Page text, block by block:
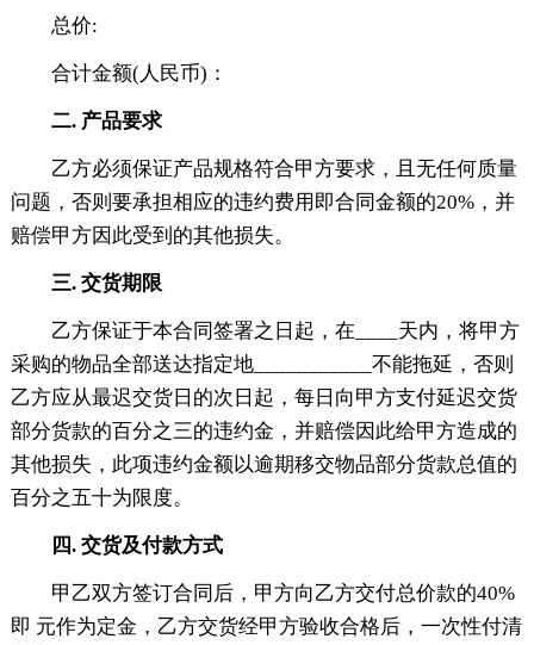
总价:
合计金额(人民币)：
二. 产品要求
乙方必须保证产品规格符合甲方要求，且无任何质量
问题，否则要承担相应的违约费用即合同金额的20%，并
赔偿甲方因此受到的其他损失。
三. 交货期限
乙方保证于本合同签署之日起，在____天内，将甲方
采购的物品全部送达指定地___________不能拖延，否则
乙方应从最迟交货日的次日起，每日向甲方支付延迟交货
部分货款的百分之三的违约金，并赔偿因此给甲方造成的
其他损失，此项违约金额以逾期移交物品部分货款总值的
百分之五十为限度。
四. 交货及付款方式
甲乙双方签订合同后，甲方向乙方交付总价款的40%
即 元作为定金，乙方交货经甲方验收合格后，一次性付清